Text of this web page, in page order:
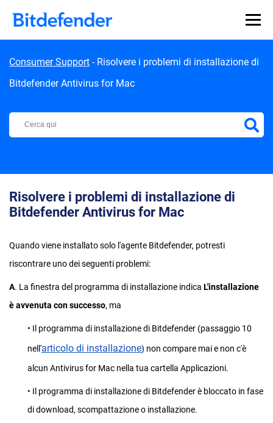
Consumer Support - Risolvere i problemi di installazione di
Bitdefender Antivirus for Mac
Centro di Supporto Bitdefender
Risolvere i problemi di installazione di
Bitdefender Antivirus for Mac
Quando viene installato solo l'agente Bitdefender, potresti
riscontrare uno dei seguenti problemi:
A. La finestra del programma di installazione indica L'installazione
è avvenuta con successo, ma
• Il programma di installazione di Bitdefender (passaggio 10
nell'articolo di installazione) non compare mai e non c'è
alcun Antivirus for Mac nella tua cartella Applicazioni.
• Il programma di installazione di Bitdefender è bloccato in fase
di download, scompattazione o installazione.